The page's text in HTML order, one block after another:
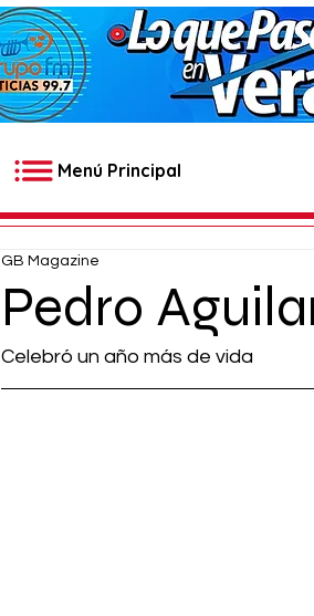
Menú Principal
Pedro
GB Magazine
Celebró un año más de vida